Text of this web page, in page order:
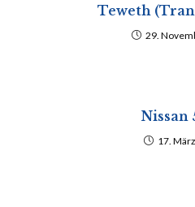
Teweth
29.
Nissan
17.